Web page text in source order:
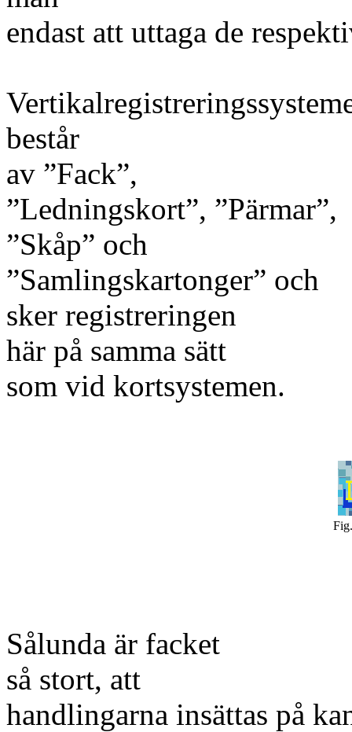
endast att uttaga de
består
av ”Fack”,
”Ledningskort”, ”Pärmar”,
”Skåp” och
”Samlingskartonger” och
sker registreringen
här på samma sätt
som vid kortsystemen.
Sålunda är facket
så stort, att
handlingarna insättas på